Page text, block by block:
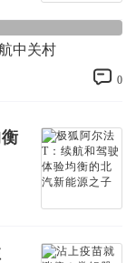
中关村
0